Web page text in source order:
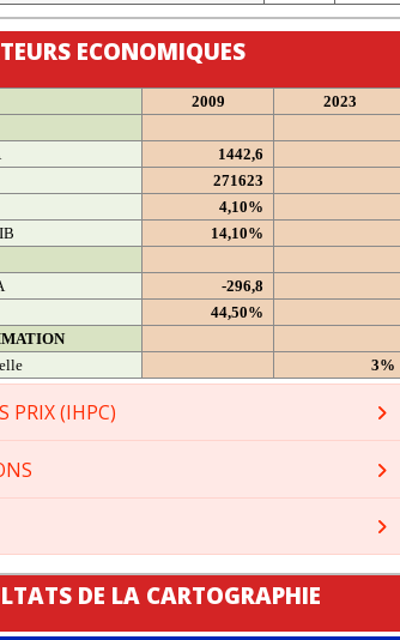
ECONOMIQUES
2009
2023
1442,6
271623
4,10%
14,10%
-296,8
44,50%
3%
PRIX (IHPC)
DE LA CARTOGRAPHIE